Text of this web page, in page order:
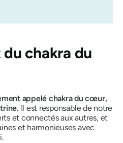
chakra du
appelé chakra du cœur,
Il est responsable de notre
et connectés aux autres, et
et harmonieuses avec